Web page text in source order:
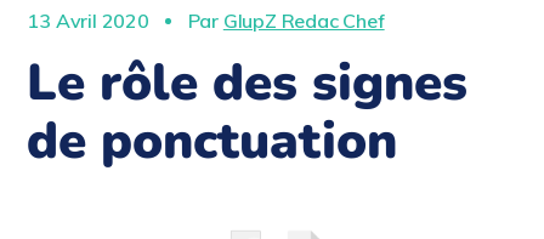
13 Avril 2020 Par GlupZ Redac Chef
Le rôle des signes
de ponctuation